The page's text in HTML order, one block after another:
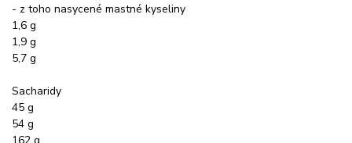
- z toho nasycené mastné kyseliny
1,6 g
1,9 g
5,7 g
Sacharidy
45 g
54 g
162 g